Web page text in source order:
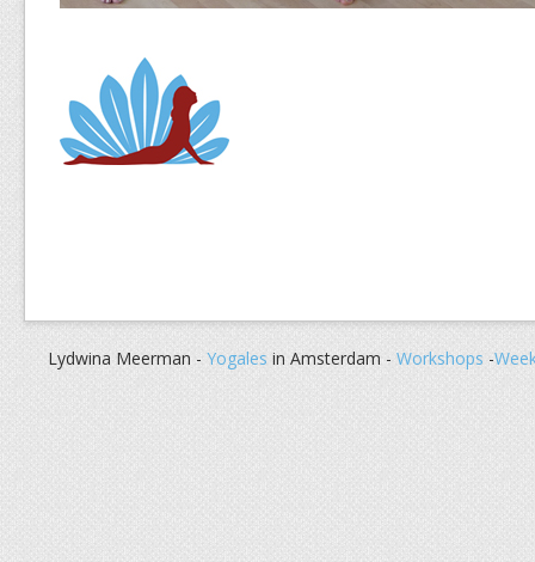
Lydwina Meerman - Yogales in Amsterdam - Workshops -